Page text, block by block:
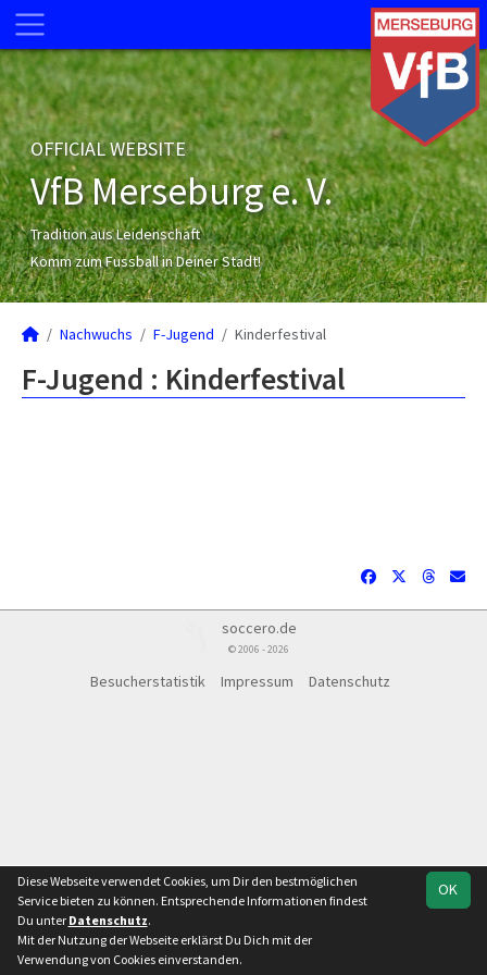
OFFICIAL WEBSITE
VfB Merseburg e. V.
Tradition aus Leidenschaft
Komm zum Fussball in Deiner Stadt!
Nachwuchs F-Jugend Kinderfestival
Team
F-Jugend : Kinderfestival
soccero.de
© 2006 - 2026
Besucherstatistik Impressum Datenschutz
OK
Diese Webseite verwendet Cookies, um Dir den bestmöglichen
Service bieten zu können. Entsprechende Informationen findest
Du unter Datenschutz.
Mit der Nutzung der Webseite erklärst Du Dich mit der
Verwendung von Cookies einverstanden.